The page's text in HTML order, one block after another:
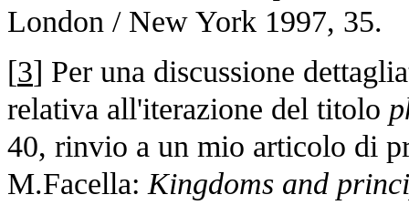
London / New York 1997, 35.
[3] Per una discussione
relativa all'iterazione del titolo
40, rinvio a un mio articolo di
M.Facella: Kingdoms and